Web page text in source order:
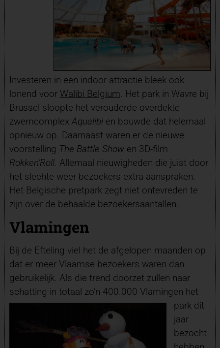
Investeren in een indoor attractie bleek ook
lonend voor Walibi Belgium . Het park in Wavre bij
Brussel sloopte het verouderde overdekte
zwemcomplex Aqualibien bouwde dat helemaal
opnieuw op. Daarnaast waren er de nieuwe
voorstelling The Battle Showen 3D-film
Rokken’Roll. Allemaal nieuwigheden die juist door
het slechte weer bezoekers extra aanspraken.
Het Belgische pretpark zegt niet ontevreden te
zijn over de behaalde bezoekersaantallen.
Vlamingen
Bij de Efteling viel het de afgelopen maanden op
dat er meer Vlaamse bezoekers waren dan
gebruikelijk. Als die trend doorzet zullen naar
schatting in totaal zo’n 400.000 Vlamingen het
park dit
jaar
bezocht